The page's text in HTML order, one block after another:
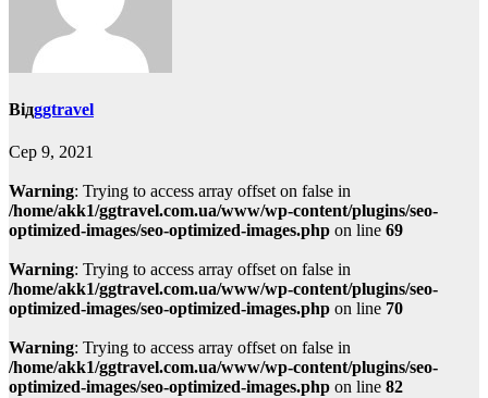
Відggtravel
Сер 9, 2021
Warning: Trying to access array offset on false in
/home/akk1/ggtravel.com.ua/www/wp-content/plugins/seo-
optimized-images/seo-optimized-images.php on line 69
Warning: Trying to access array offset on false in
/home/akk1/ggtravel.com.ua/www/wp-content/plugins/seo-
optimized-images/seo-optimized-images.php on line 70
Warning: Trying to access array offset on false in
/home/akk1/ggtravel.com.ua/www/wp-content/plugins/seo-
optimized-images/seo-optimized-images.php on line 82